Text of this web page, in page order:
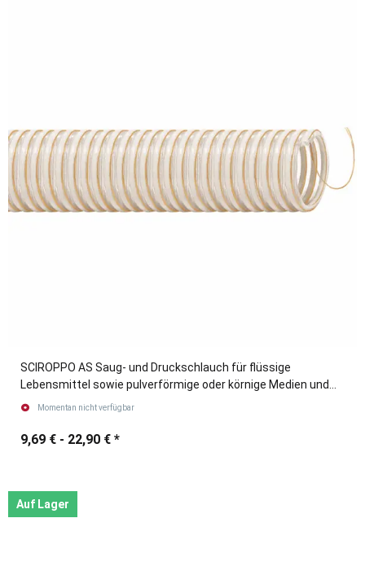
SCIROPPO AS Saug- und Druckschlauch für flüssige
Lebensmittel sowie pulverförmige oder körnige Medien und
Holz-Pellets
Momentan nicht verfügbar
9,69 € - 22,90 € *
Auf Lager